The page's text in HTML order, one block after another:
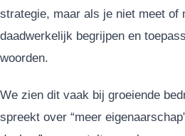
strategie, maar als je niet meet of
daadwerkelijk begrijpen en
woorden.
We zien dit vaak bij groeiende
spreekt over “meer